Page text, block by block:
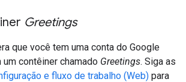
Greetings
que você tem uma conta do Google
um contêiner chamado Greetings. Siga as
e fluxo de trabalho (Web) para